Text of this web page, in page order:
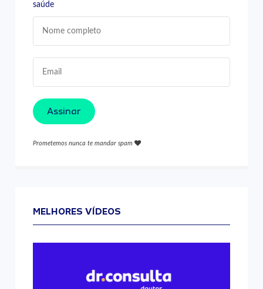
saúde
Assinar
Prometemos nunca te mandar spam
MELHORES VÍDEOS